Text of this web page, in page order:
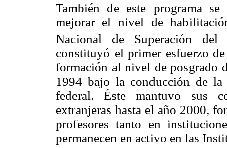
También de este programa
mejorar el nivel de
Nacional de Superación del
constituyó el primer esfuerzo
formación al nivel de posgrado
1994 bajo la conducción de
federal. Éste mantuvo sus
extranjeras hasta el año 2000,
profesores tanto en
permanecen en activo en las